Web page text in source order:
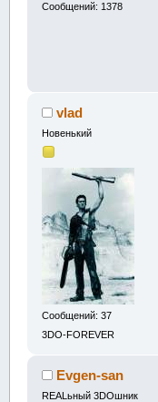
Сообщений: 1378
vlad
Новенький
Сообщений: 37
3DO-FOREVER
Evgen-san
REALьный 3DOшник